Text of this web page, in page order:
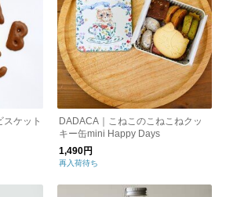
ケット
DADACA｜こねこのこねこねクッ
キー缶mini Happy Days
1,490円
再入荷待ち